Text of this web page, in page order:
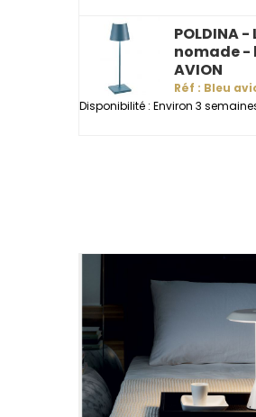
POLDINA
nomade -
AVION
Réf : Bleu
Disponibilité : Environ 3